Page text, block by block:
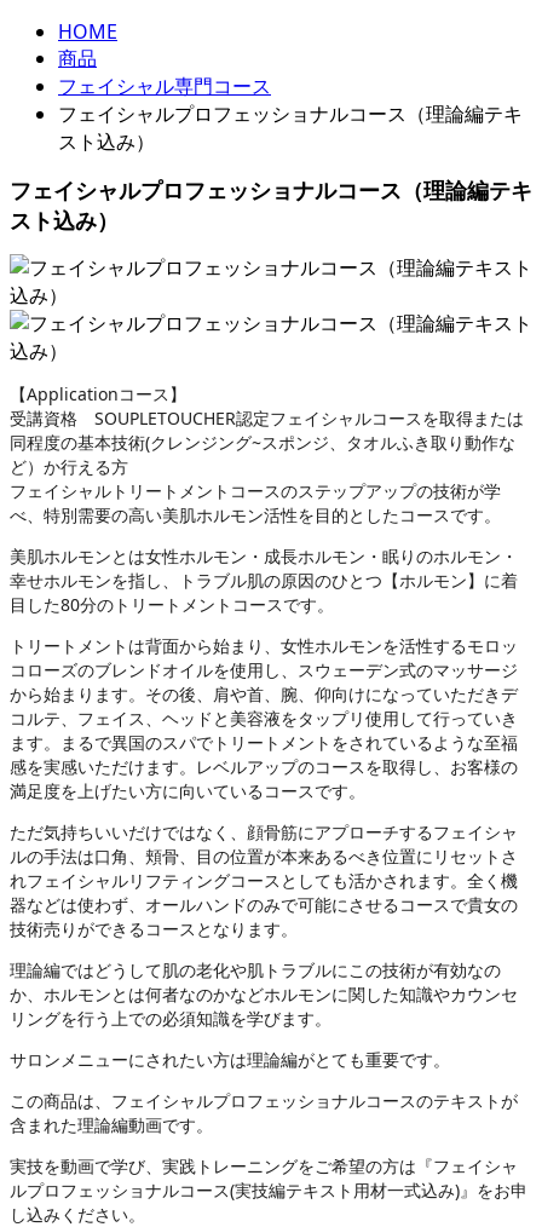
HOME
商品
フェイシャル専門コース
フェイシャルプロフェッショナルコース（理論編テキ
スト込み）
フェイシャルプロフェッショナルコース（理論編テキ
スト込み）
【Applicationコース】
受講資格 SOUPLETOUCHER認定フェイシャルコースを取得または
同程度の基本技術(クレンジング~スポンジ、タオルふき取り動作な
ど）か行える方
フェイシャルトリートメントコースのステップアップの技術が学
べ、特別需要の高い美肌ホルモン活性を目的としたコースです。
美肌ホルモンとは女性ホルモン・成長ホルモン・眠りのホルモン・
幸せホルモンを指し、トラブル肌の原因のひとつ【ホルモン】に着
目した80分のトリートメントコースです。
トリートメントは背面から始まり、女性ホルモンを活性するモロッ
コローズのブレンドオイルを使用し、スウェーデン式のマッサージ
から始まります。その後、肩や首、腕、仰向けになっていただきデ
コルテ、フェイス、ヘッドと美容液をタップリ使用して行っていき
ます。まるで異国のスパでトリートメントをされているような至福
感を実感いただけます。レベルアップのコースを取得し、お客様の
満足度を上げたい方に向いているコースです。
ただ気持ちいいだけではなく、顔骨筋にアプローチするフェイシャ
ルの手法は口角、頬骨、目の位置が本来あるべき位置にリセットさ
れフェイシャルリフティングコースとしても活かされます。全く機
器などは使わず、オールハンドのみで可能にさせるコースで貴女の
技術売りができるコースとなります。
理論編ではどうして肌の老化や肌トラブルにこの技術が有効なの
か、ホルモンとは何者なのかなどホルモンに関した知識やカウンセ
リングを行う上での必須知識を学びます。
サロンメニューにされたい方は理論編がとても重要です。
この商品は、フェイシャルプロフェッショナルコースのテキストが
含まれた理論編動画です。
実技を動画で学び、実践トレーニングをご希望の方は『フェイシャ
ルプロフェッショナルコース(実技編テキスト用材一式込み)』をお申
し込みください。